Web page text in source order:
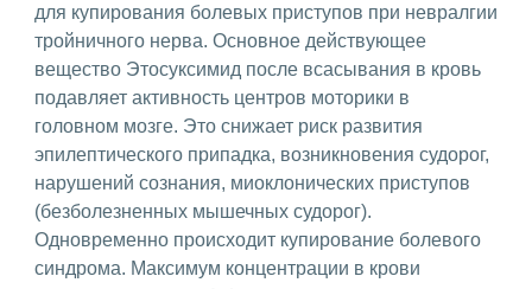
для купирования болевых приступов при невралгии
тройничного нерва. Основное действующее
вещество Этосуксимид после всасывания в кровь
подавляет активность центров моторики в
головном мозге. Это снижает риск развития
эпилептического припадка, возникновения судорог,
нарушений сознания, миоклонических приступов
(безболезненных мышечных судорог).
Одновременно происходит купирование болевого
синдрома. Максимум концентрации в крови